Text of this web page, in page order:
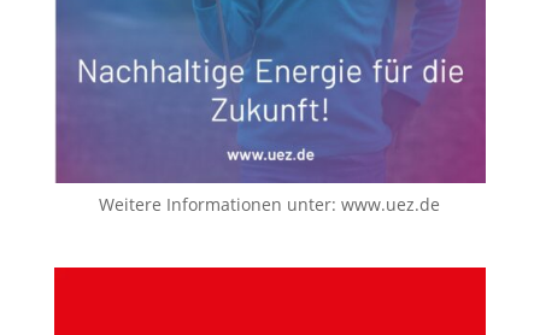
Weitere Informationen unter:www.uez.de